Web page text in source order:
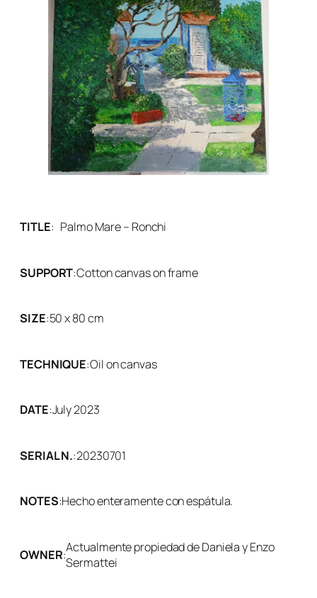
TITLE: Palmo Mare – Ronchi
SUPPORT:Cotton canvas on frame
SIZE:50 x 80 cm
TECHNIQUE:Oil on canvas
DATE:July 2023
SERIAL N.:20230701
NOTES:Hecho enteramente con espátula.
OWNER:Actualmente propiedad de Daniela y Enzo
Sermattei